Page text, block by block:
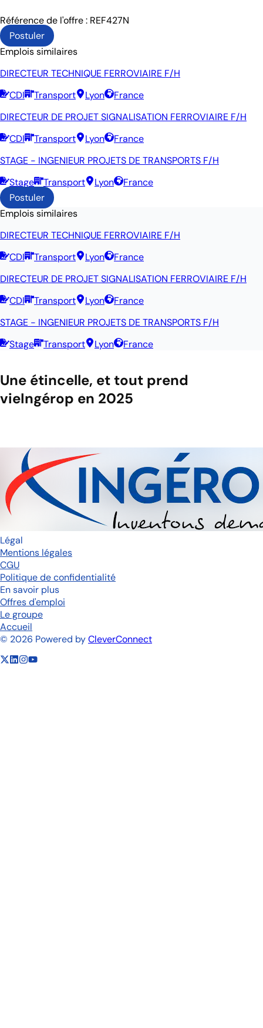
Référence de l'offre : REF427N
Postuler
Emplois similaires
DIRECTEUR TECHNIQUE FERROVIAIRE F/H
CDI
Transport Lyon
France
DIRECTEUR DE PROJET SIGNALISATION FERROVIAIRE F/H
CDI
Transport Lyon
France
STAGE - INGENIEUR PROJETS DE TRANSPORTS F/H
Stage
Transport Lyon
France
Postuler
Emplois similaires
DIRECTEUR TECHNIQUE FERROVIAIRE F/H
CDI
Transport Lyon
France
DIRECTEUR DE PROJET SIGNALISATION FERROVIAIRE F/H
CDI
Transport Lyon
France
STAGE - INGENIEUR PROJETS DE TRANSPORTS F/H
Stage
Transport Lyon France
Une étincelle, et tout prend
vieIngérop en 2025
Légal
Mentions légales
CGU
Politique de confidentialité
En savoir plus
Offres d'emploi
Le groupe
Accueil
© 2026 Powered byCleverConnect